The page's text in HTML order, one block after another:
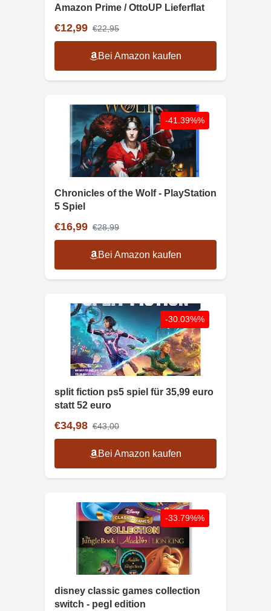
Amazon Prime / OttoUP Lieferflat
€12,99 €22,95
Bei Amazon kaufen
-41.39%%
Chronicles of the Wolf - PlayStation
5 Spiel
€16,99 €28,99
Bei Amazon kaufen
-30.03%%
split fiction ps5 spiel für 35,99 euro
statt 52 euro
€34,98 €43,00
Bei Amazon kaufen
-33.79%%
disney classic games collection
switch - pegI edition